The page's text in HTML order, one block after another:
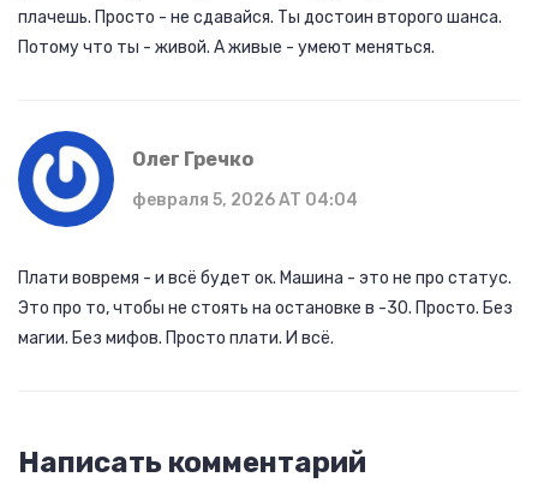
плачешь. Просто - не сдавайся. Ты достоин второго шанса.
Потому что ты - живой. А живые - умеют меняться.
Олег Гречко
февраля 5, 2026 AT 04:04
Плати вовремя - и всё будет ок. Машина - это не про статус.
Это про то, чтобы не стоять на остановке в -30. Просто. Без
магии. Без мифов. Просто плати. И всё.
Написать комментарий